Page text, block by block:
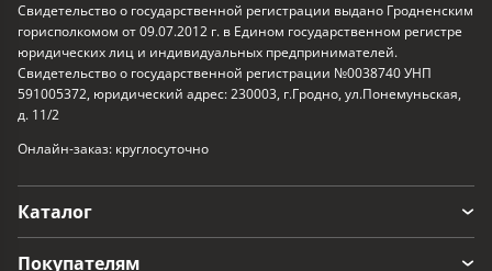
Свидетельство о государственной регистрации выдано Гродненским
горисполкомом от 09.07.2012 г. в Едином государственном регистре
юридических лиц и индивидуальных предпринимателей.
Свидетельство о государственной регистрации №0038740 УНП
591005372, юридический адрес: 230003, г.Гродно, ул.Понемуньская,
д. 11/2
Онлайн-заказ: круглосуточно
Каталог
Покупателям